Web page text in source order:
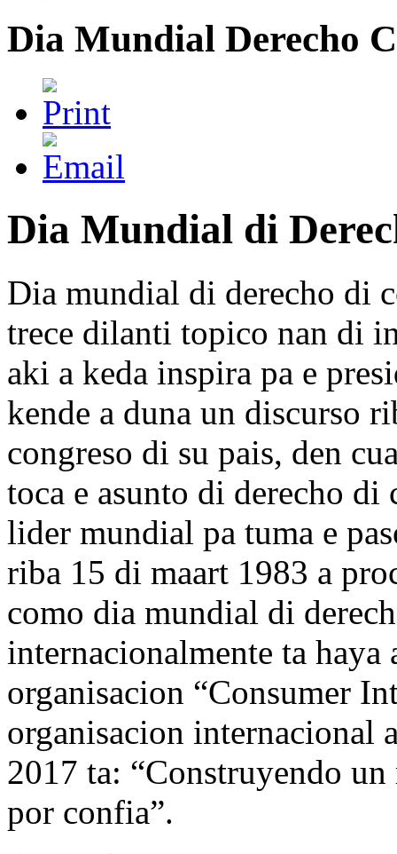
Dia Mundial Derecho
Dia Mundial di
Dia mundial di derecho di
trece dilanti topico nan di
aki a keda inspira pa e
kende a duna un discurso
congreso di su pais, den
toca e asunto di derecho di
lider mundial pa tuma e
riba 15 di maart 1983 a
como dia mundial di
internacionalmente ta haya
organisacion “Consumer
organisacion internacional
2017 ta: “Construyendo
por confia”.